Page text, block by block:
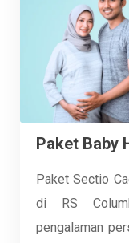
energik!
Paket Sectio
di RS
pengalaman